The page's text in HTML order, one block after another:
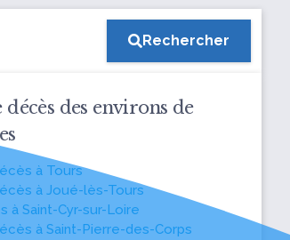
Rechercher
décès des environs de
à Tours
à Joué-lès-Tours
à Saint-Cyr-sur-Loire
à Saint-Pierre-des-Corps